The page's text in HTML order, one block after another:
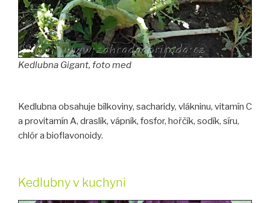
Kedlubna Gigant, foto med
Kedlubna obsahuje bílkoviny, sacharidy, vlákninu, vitamín C
a provitamín A, draslík, vápník, fosfor, hořčík, sodík, síru,
chlór a bioflavonoidy.
Kedlubny v kuchyni